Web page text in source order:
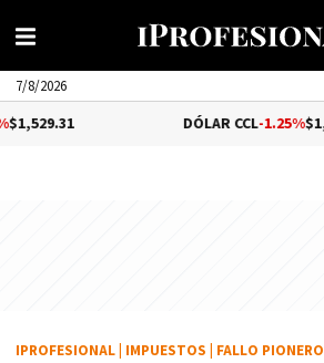
7/8/2026
-1.25%$1,556.14
IPROFESIONAL IMPUESTOS FALLO PIONERO